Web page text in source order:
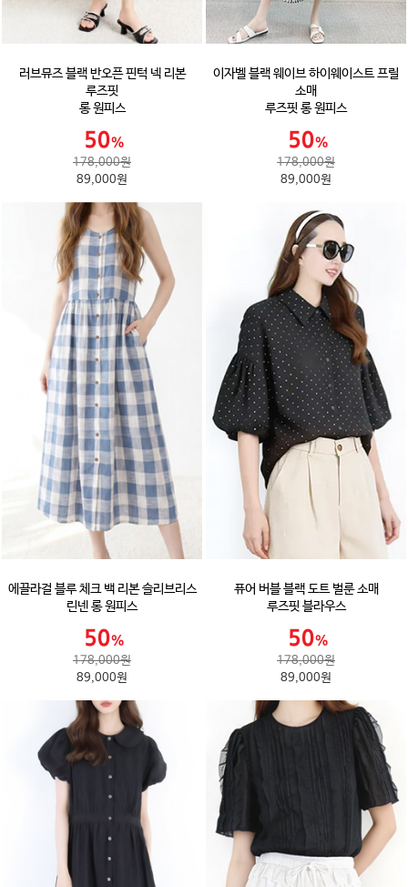
러브뮤즈 블랙 반오픈 핀턱 넥 리본
루즈핏
롱 원피스
178,000원
89,000원
이자벨 블랙 웨이브 하이웨이스트 프릴
소매
루즈핏 롱 원피스
178,000원
89,000원
에끌라걸 블루 체크 백 리본 슬리브리스
린넨 롱 원피스
178,000원
89,000원
퓨어 버블 블랙 도트 벌룬 소매
루즈핏 블라우스
178,000원
89,000원